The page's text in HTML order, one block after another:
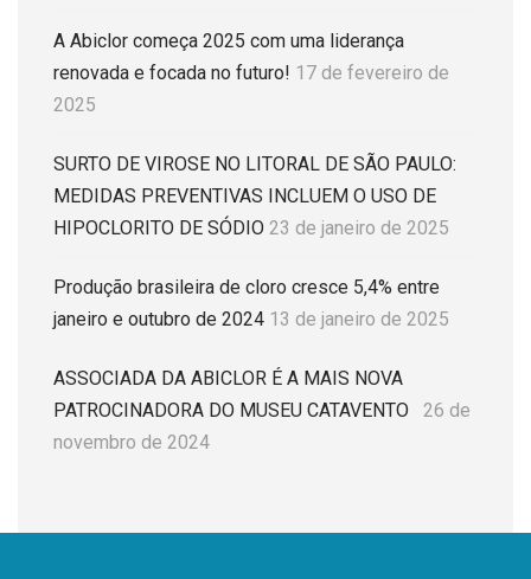
A Abiclor começa 2025 com uma liderança
renovada e focada no futuro! 17 de fevereiro de
2025
SURTO DE VIROSE NO LITORAL DE SÃO PAULO:
MEDIDAS PREVENTIVAS INCLUEM O USO DE
HIPOCLORITO DE SÓDIO 23 de janeiro de 2025
Produção brasileira de cloro cresce 5,4% entre
janeiro e outubro de 2024 13 de janeiro de 2025
ASSOCIADA DA ABICLOR É A MAIS NOVA
PATROCINADORA DO MUSEU CATAVENTO
26 de
novembro de 2024